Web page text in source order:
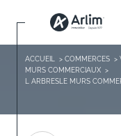
ACCUEIL COMMERCES
MURS COMMERCIAUX
L ARBRESLE MURS